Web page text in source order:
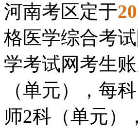
河南考区定于
格医学综合考
学考试网考生
（单元），每
师2科（单元）